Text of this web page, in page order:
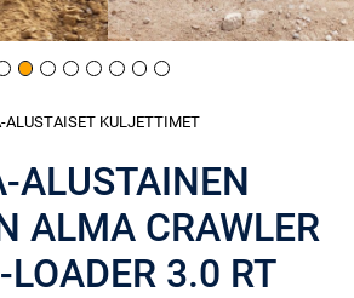
ALUSTAISET KULJETTIMET
ALUSTAINEN
ALMA CRAWLER
LOADER 3.0 RT